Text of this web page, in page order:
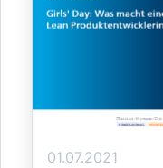
01.07.2021